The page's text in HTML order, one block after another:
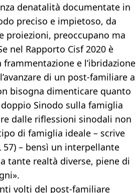
denatalità documentate in
preciso e impietoso, da
proiezioni, preoccupano ma
nel Rapporto Cisf 2020 è
e l’ibridazione
di un post-familiare a
bisogna dimenticare quanto
Sinodo sulla famiglia
dalle riflessioni sinodali non
di famiglia ideale – scrive
57) – bensì un interpellante
tante realtà diverse, piene di
volti del post-familiare